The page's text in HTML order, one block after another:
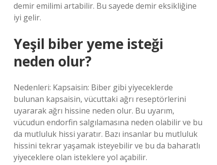
demir emilimi artabilir. Bu sayede demir eksikliğine
iyi gelir.
Yeşil biber yeme isteği
neden olur?
Nedenleri: Kapsaisin: Biber gibi yiyeceklerde
bulunan kapsaisin, vücuttaki ağrı reseptörlerini
uyararak ağrı hissine neden olur. Bu uyarım,
vücudun endorfin salgılamasına neden olabilir ve bu
da mutluluk hissi yaratır. Bazı insanlar bu mutluluk
hissini tekrar yaşamak isteyebilir ve bu da baharatlı
yiyeceklere olan isteklere yol açabilir.